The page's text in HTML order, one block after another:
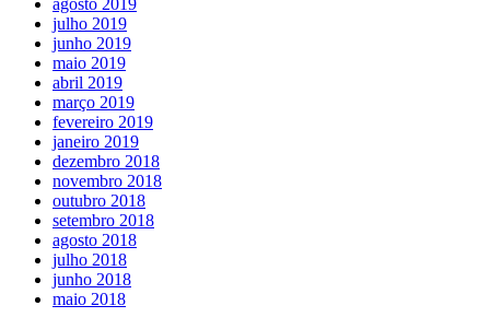
julho 2019
junho 2019
maio 2019
abril 2019
março 2019
fevereiro 2019
janeiro 2019
dezembro 2018
novembro 2018
outubro 2018
setembro 2018
agosto 2018
julho 2018
junho 2018
maio 2018